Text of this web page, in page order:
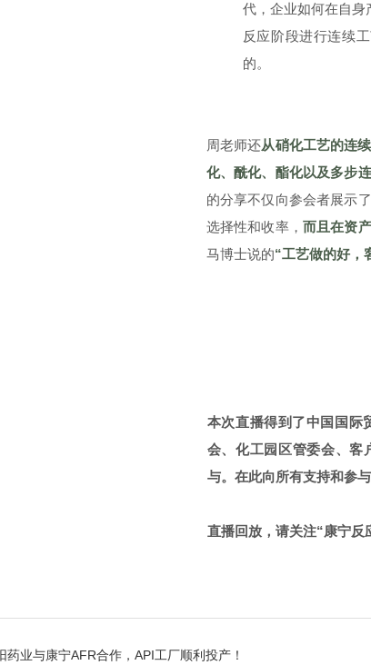
代，企业如何在自身
反应阶段进行连续
的。
周老师还从硝化工艺的连
化、酰化、酯化以及多步
的分享不仅向参会者展示
选择性和收率， 而且在资
马博士说的“工艺做的好，
本次直播得到了中国国际
会、化工园区管委会、客
与。在此向所有支持和参
直播回放，请关注“康宁反
药业与康宁AFR合作，API工厂顺利投产！